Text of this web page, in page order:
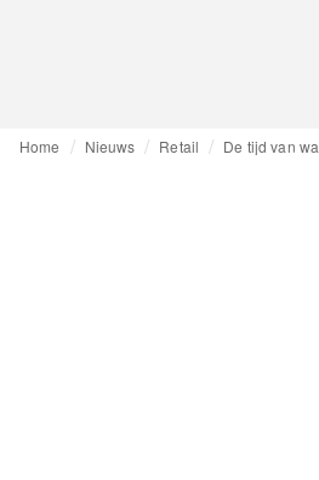
Home Nieuws Retail De tijd van